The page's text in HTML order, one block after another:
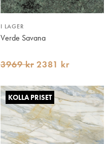
I LAGER
Verde Savana
3969 kr 2381 kr
KOLLA PRISET